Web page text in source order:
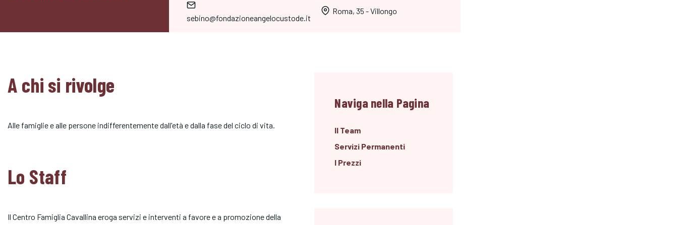
sebino@fondazioneangelocustode.it
Roma, 35 - Villongo
A chi si rivolge
Alle famiglie e alle persone indifferentemente dall'età e dalla fase del ciclo di vita.
Lo Staff
Il Centro Famiglia Cavallina eroga servizi e interventi a favore e a promozione della
Naviga nella Pagina
Il Team
Servizi Permanenti
I Prezzi